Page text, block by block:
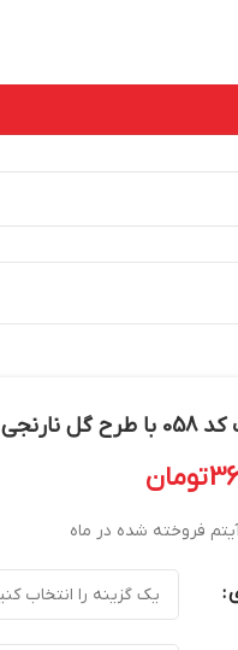
با سر اسکلت
تومان
فروخته شده در ماه